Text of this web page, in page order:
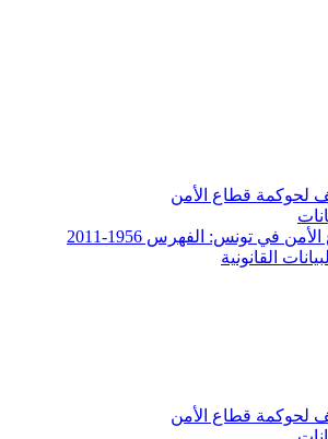
لحوكمة قطاع الأمن
في تونس: الفهرس 1956-2011
القانونية
لحوكمة قطاع الأمن